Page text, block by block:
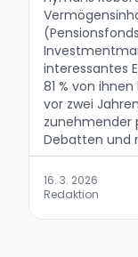
interessantes
81 % von
vor zwei
zunehmender
Debatten und
Änderungen,
USA....
16. 3. 2026
Redaktion